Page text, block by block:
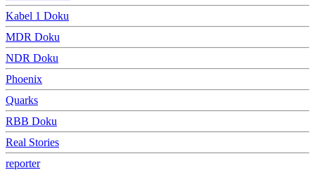
Kabel 1 Doku
MDR Doku
NDR Doku
Phoenix
Quarks
RBB Doku
Real Stories
reporter